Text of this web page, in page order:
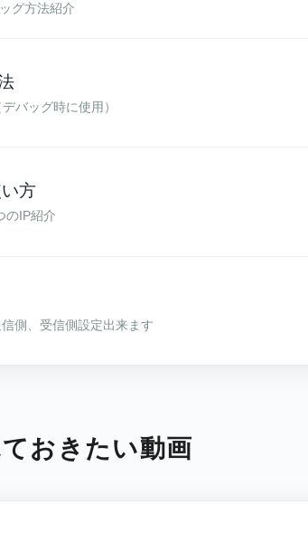
グ方法紹介
バッグ時に使用）
方
のIP紹介
側、受信側設定出来ます
おきたい動画